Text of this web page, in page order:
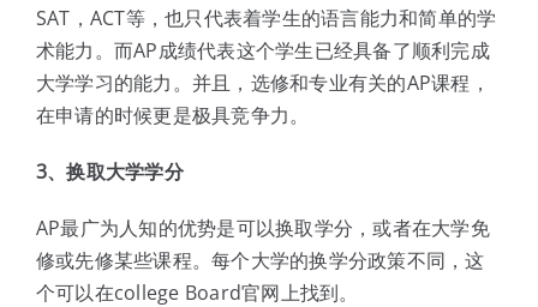
SAT，ACT等，也只代表着学生的语言能力和简单的学
术能力。而AP成绩代表这个学生已经具备了顺利完成
大学学习的能力。并且，选修和专业有关的AP课程，
在申请的时候更是极具竞争力。
3、换取大学学分
AP最广为人知的优势是可以换取学分，或者在大学免
修或先修某些课程。每个大学的换学分政策不同，这
个可以在college Board官网上找到。